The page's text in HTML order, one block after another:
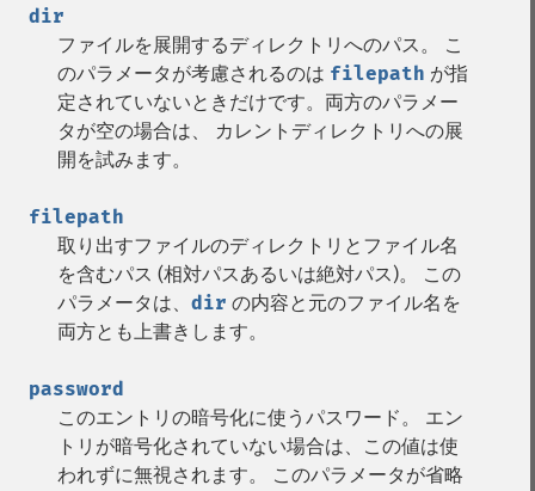
dir
ファイルを展開するディレクトリへのパス。 こ
のパラメータが考慮されるのは filepath が指
定されていないときだけです。両方のパラメー
タが空の場合は、 カレントディレクトリへの展
開を試みます。
filepath
取り出すファイルのディレクトリとファイル名
を含むパス (相対パスあるいは絶対パス)。 この
パラメータは、 dir の内容と元のファイル名を
両方とも上書きします。
password
このエントリの暗号化に使うパスワード。 エン
トリが暗号化されていない場合は、この値は使
われずに無視されます。 このパラメータが省略